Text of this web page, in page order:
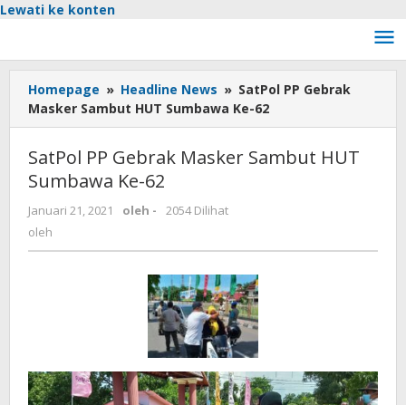
Lewati ke konten
Homepage » Headline News » SatPol PP Gebrak
Masker Sambut HUT Sumbawa Ke-62
SatPol PP Gebrak Masker Sambut HUT
Sumbawa Ke-62
Januari 21, 2021 oleh -
2054 Dilihat
oleh